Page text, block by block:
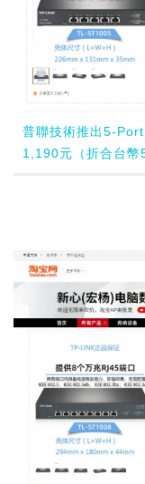
普聯技術推出5-
1,190元（折合台幣